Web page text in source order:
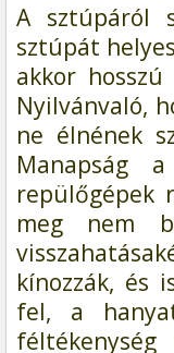
A sztúpáról
sztúpát
akkor
Nyilvánvaló,
ne élnének
Manapság
repülőgépek
meg nem
kínozzák, és
fel, a